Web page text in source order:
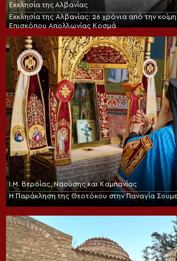
Εκκλησία της Αλβανίας
Εκκλησία της Αλβανίας: 26 χρόνια από την
Επισκόπου Απολλωνίας Κοσμά
Ι.Μ. Βεροίας, Ναούσης και Καμπανίας
Η Παράκληση της Θεοτόκου στην Παναγία